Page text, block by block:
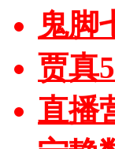
鬼脚
贾真
直播